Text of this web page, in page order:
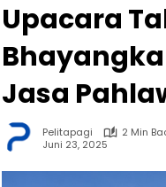
Upacara
Jasa
Pelitapagi
2 Min
Juni 23, 2025